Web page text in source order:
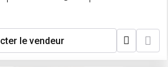
le vendeur